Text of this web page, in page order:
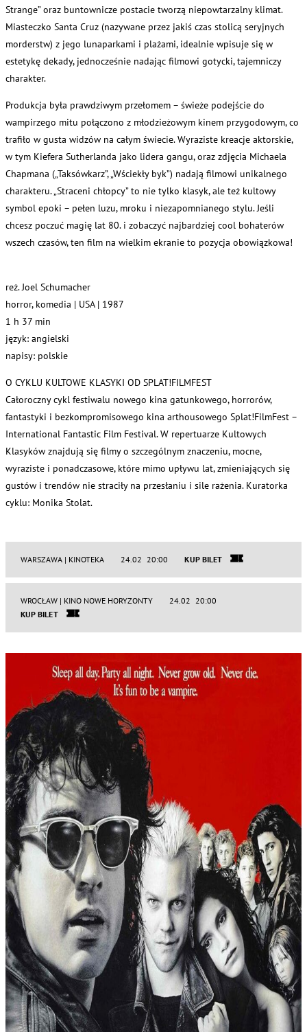
Strange” oraz buntownicze postacie tworzą niepowtarzalny klimat.
Miasteczko Santa Cruz (nazywane przez jakiś czas stolicą seryjnych
morderstw) z jego lunaparkami i plażami, idealnie wpisuje się w
estetykę dekady, jednocześnie nadając filmowi gotycki, tajemniczy
charakter.
Produkcja była prawdziwym przełomem – świeże podejście do
wampirzego mitu połączono z młodzieżowym kinem przygodowym, co
trafiło w gusta widzów na całym świecie. Wyraziste kreacje aktorskie,
w tym Kiefera Sutherlanda jako lidera gangu, oraz zdjęcia Michaela
Chapmana („Taksówkarz”, „Wściekły byk”) nadają filmowi unikalnego
charakteru. „Straceni chłopcy” to nie tylko klasyk, ale też kultowy
symbol epoki – pełen luzu, mroku i niezapomnianego stylu. Jeśli
chcesz poczuć magię lat 80. i zobaczyć najbardziej cool bohaterów
wszech czasów, ten film na wielkim ekranie to pozycja obowiązkowa!
reż. Joel Schumacher
horror, komedia | USA | 1987
1 h 37 min
język: angielski
napisy: polskie
O CYKLU KULTOWE KLASYKI OD SPLAT!FILMFEST
Całoroczny cykl festiwalu nowego kina gatunkowego, horrorów,
fantastyki i bezkompromisowego kina arthousowego Splat!FilmFest –
International Fantastic Film Festival. W repertuarze Kultowych
Klasyków znajdują się filmy o szczególnym znaczeniu, mocne,
wyraziste i ponadczasowe, które mimo upływu lat, zmieniających się
gustów i trendów nie straciły na przesłaniu i sile rażenia. Kuratorka
cyklu: Monika Stolat.
WARSZAWA | KINOTEKA 24.02 20:00 KUP BILET
WROCŁAW | KINO NOWE HORYZONTY
24.02 20:00
KUP BILET